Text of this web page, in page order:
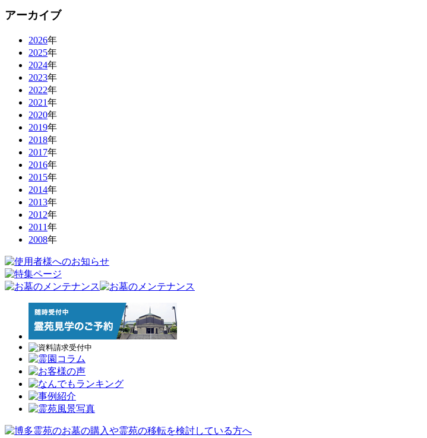
アーカイブ
2026年
2025年
2024年
2023年
2022年
2021年
2020年
2019年
2018年
2017年
2016年
2015年
2014年
2013年
2012年
2011年
2008年